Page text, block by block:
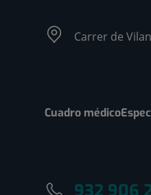
Carrer de
Cuadro médico